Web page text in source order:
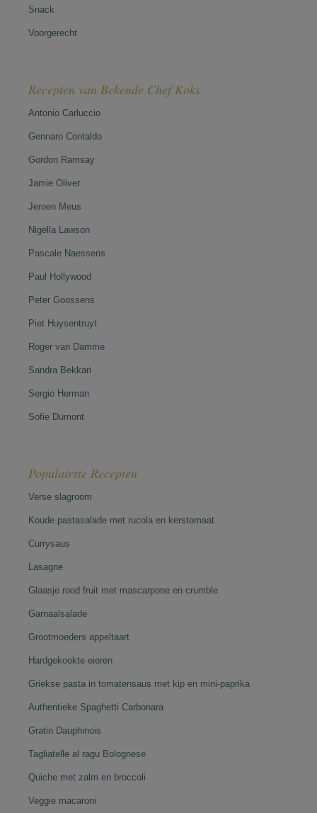
Snack
Voorgerecht
Recepten van Bekende Chef Koks
Antonio Carluccio
Gennaro Contaldo
Gordon Ramsay
Jamie Oliver
Jeroen Meus
Nigella Lawson
Pascale Naessens
Paul Hollywood
Peter Goossens
Piet Huysentruyt
Roger van Damme
Sandra Bekkari
Sergio Herman
Sofie Dumont
Populairste Recepten
Verse slagroom
Koude pastasalade met rucola en kerstomaat
Currysaus
Lasagne
Glaasje rood fruit met mascarpone en crumble
Garnaalsalade
Grootmoeders appeltaart
Hardgekookte eieren
Griekse pasta in tomatensaus met kip en mini-paprika
Authentieke Spaghetti Carbonara
Gratin Dauphinois
Tagliatelle al ragu Bolognese
Quiche met zalm en broccoli
Veggie macaroni